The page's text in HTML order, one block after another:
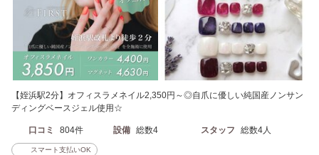
【姪浜駅2分】オフィスラメネイル2,350円～◎自爪に優しい純国産ノンサン
ディングベースジェル使用☆
口コミ 804件 設備 総数4 スタッフ 総数4人
スマート支払いOK